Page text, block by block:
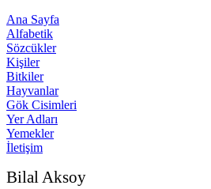
Ana Sayfa
Alfabetik
Sözcükler
Kişiler
Bitkiler
Hayvanlar
Gök Cisimleri
Yer Adları
Yemekler
İletişim
Bilal Aksoy